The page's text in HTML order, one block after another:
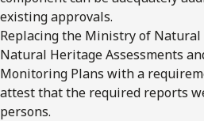
existing approvals.
Replacing the Ministry of Natural
Natural Heritage Assessments
Monitoring Plans with a
attest that the required reports
persons.